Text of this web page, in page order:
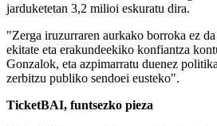
jarduketetan 3,2 milioi eskuratu dira.
"Zerga iruzurraren aurkako borroka ez
ekitate eta erakundeekiko konfiantza
Gonzalok, eta azpimarratu duenez
zerbitzu publiko sendoei eusteko".
TicketBAI, funtsezko pieza